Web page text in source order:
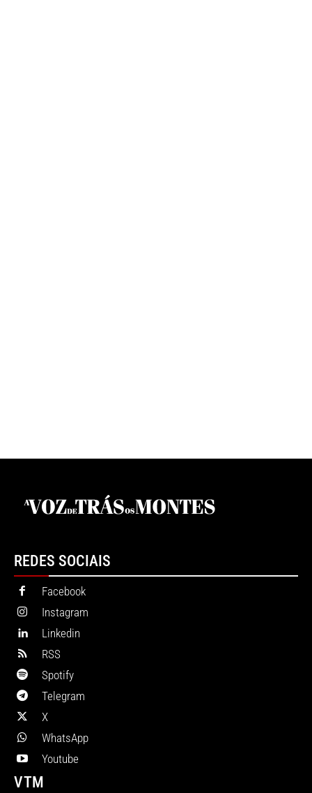
REDES SOCIAIS
Facebook
Instagram
Linkedin
RSS
Spotify
Telegram
X
WhatsApp
Youtube
VTM